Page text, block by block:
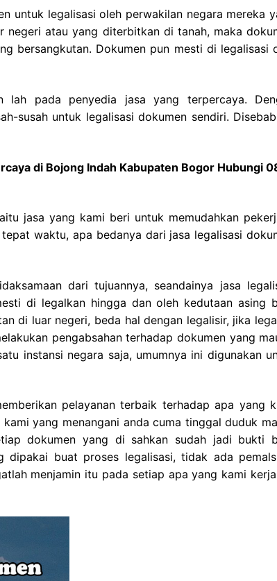
untuk legalisasi oleh perwakilan negara mereka
negeri atau yang diterbitkan di tanah, maka
bersangkutan. Dokumen pun mesti di legalisasi
lah pada penyedia jasa yang terpercaya.
susah untuk legalisasi dokumen sendiri.
di Bojong Indah Kabupaten Bogor Hubungi
jasa yang kami beri untuk memudahkan
waktu, apa bedanya dari jasa legalisasi
dari tujuannya, seandainya jasa
di legalkan hingga dan oleh kedutaan asing
di luar negeri, beda hal dengan legalisir, jika
pengabsahan terhadap dokumen yang
instansi negara saja, umumnya ini digunakan
pelayanan terbaik terhadap apa yang
yang menangani anda cuma tinggal duduk
dokumen yang di sahkan sudah jadi bukti
buat proses legalisasi, tidak ada
menjamin itu pada setiap apa yang kami